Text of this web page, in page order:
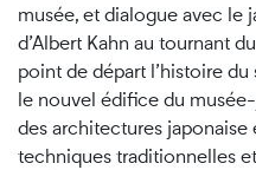
musée, et dialogue avec le
d’Albert Kahn au tournant
point de départ l’histoire
le nouvel édifice du
des architectures
techniques traditionnelles